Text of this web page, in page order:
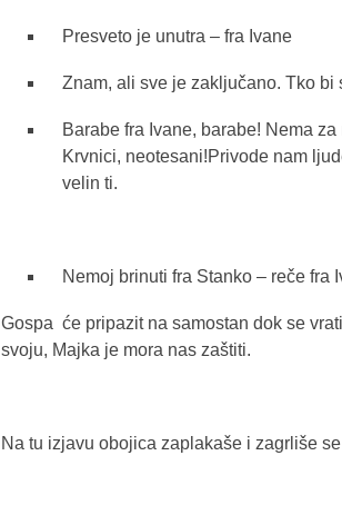
Presveto je unutra – fra Ivane
Znam, ali sve je zaključano. Tko bi
Barabe fra Ivane, barabe! Nema
Krvnici, neotesani!Privode nam
velin ti.
Nemoj brinuti fra Stanko – reče fra
Gospa će pripazit na samostan dok se
svoju, Majka je mora nas zaštiti.
Na tu izjavu obojica zaplakaše i zagrliše